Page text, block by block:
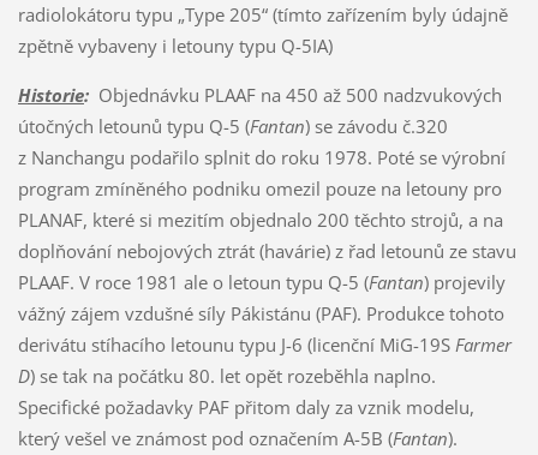
radiolokátoru typu „Type 205“ (tímto zařízením byly údajně
zpětně vybaveny i letouny typu Q-5IA)
Historie:Objednávku PLAAF na 450 až 500 nadzvukových
útočných letounů typu Q-5 (Fantan) se závodu č.320
z Nanchangu podařilo splnit do roku 1978. Poté se výrobní
program zmíněného podniku omezil pouze na letouny pro
PLANAF, které si mezitím objednalo 200 těchto strojů, a na
doplňování nebojových ztrát (havárie) z řad letounů ze stavu
PLAAF. V roce 1981 ale o letoun typu Q-5 (Fantan) projevily
vážný zájem vzdušné síly Pákistánu (PAF). Produkce tohoto
derivátu stíhacího letounu typu J-6 (licenční MiG-19S Farmer
D) se tak na počátku 80. let opět rozeběhla naplno.
Specifické požadavky PAF přitom daly za vznik modelu,
který vešel ve známost pod označením A-5B (Fantan).